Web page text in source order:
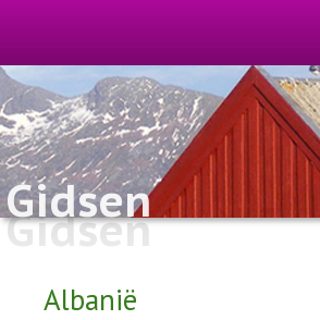
Gidsen
Gidsen
Albanië